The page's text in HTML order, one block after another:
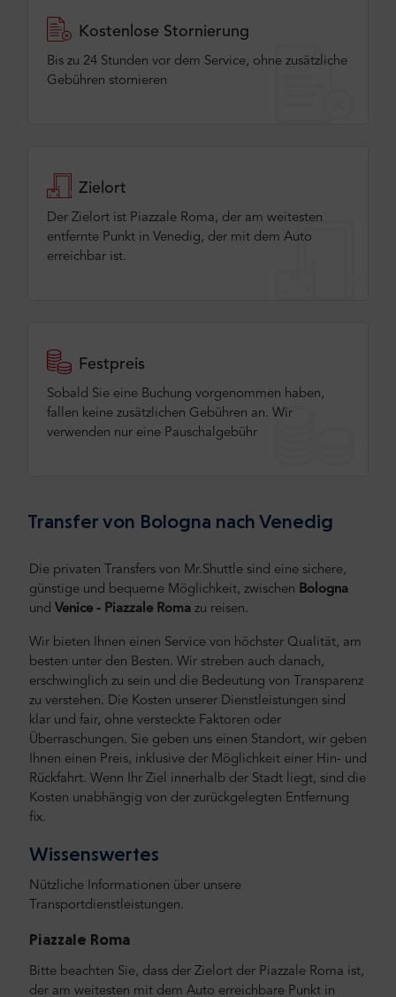
Kostenlose Stornierung
Bis zu 24 Stunden vor dem Service, ohne zusätzliche
Gebühren stornieren
Zielort
Der Zielort ist Piazzale Roma, der am weitesten
entfernte Punkt in Venedig, der mit dem Auto
erreichbar ist.
Festpreis
Sobald Sie eine Buchung vorgenommen haben,
fallen keine zusätzlichen Gebühren an. Wir
verwenden nur eine Pauschalgebühr
Transfer von Bologna nach Venedig
Die privaten Transfers von Mr.Shuttle sind eine sichere,
günstige und bequeme Möglichkeit, zwischen Bologna
und Venice - Piazzale Roma zu reisen.
Wir bieten Ihnen einen Service von höchster Qualität, am
besten unter den Besten. Wir streben auch danach,
erschwinglich zu sein und die Bedeutung von Transparenz
zu verstehen. Die Kosten unserer Dienstleistungen sind
klar und fair, ohne versteckte Faktoren oder
Überraschungen. Sie geben uns einen Standort, wir geben
Ihnen einen Preis, inklusive der Möglichkeit einer Hin- und
Rückfahrt. Wenn Ihr Ziel innerhalb der Stadt liegt, sind die
Kosten unabhängig von der zurückgelegten Entfernung
fix.
Wissenswertes
Nützliche Informationen über unsere
Transportdienstleistungen.
Piazzale Roma
Bitte beachten Sie, dass der Zielort der Piazzale Roma ist,
der am weitesten mit dem Auto erreichbare Punkt in